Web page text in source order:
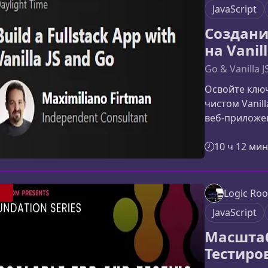
чтобы
JavaScript
на
Go & Vanilla
Освойте
чистом
поможет
научит
но
вы шаг
10 ч 12 мин
Logic
JavaScript